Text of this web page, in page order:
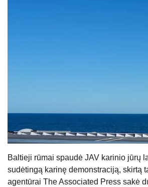
Baltieji rūmai spaudė JAV karinio jūrų
sudėtingą karinę demonstraciją, skirtą
agentūrai The Associated Press sakė